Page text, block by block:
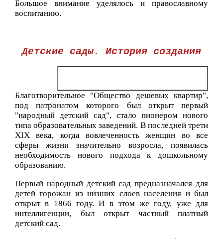
Большое внимание уделялось и православному
воспитанию.
Детские сады. История создания
Благотворительное "Общество дешевых квартир",
под патронатом которого был открыт первый
"народный детский сад", стало пионером нового
типа образовательных заведений. В последней трети
XIX века, когда вовлеченность женщин во все
сферы жизни значительно возросла, появилась
необходимость нового подхода к дошкольному
образованию.
Первый народный детский сад предназначался для
детей горожан из низших слоев населения и был
открыт в 1866 году. И в этом же году, уже для
интеллигенции, был открыт частный платный
детский сад.